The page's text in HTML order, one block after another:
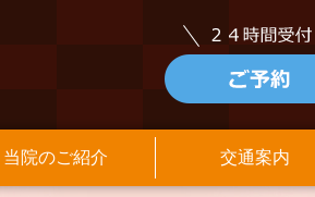
当院のご紹介 交通案内